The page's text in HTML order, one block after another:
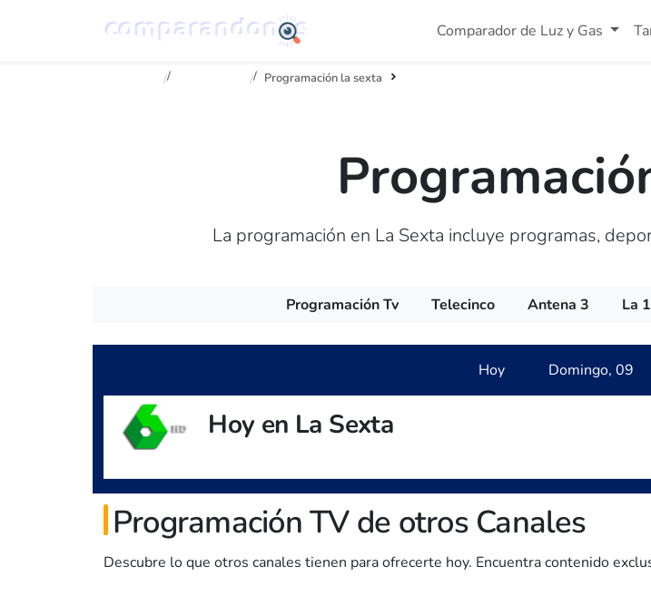
Comparador de Luz y Gas
Programación la sexta
La programación en La Sexta incluye programas,
Programación Tv Telecinco Antena 3 La 1
Hoy Domingo, 09
Hoy en La Sexta
Programación TV de otros Canales
Descubre lo que otros canales tienen para ofrecerte hoy. Encuentra contenido